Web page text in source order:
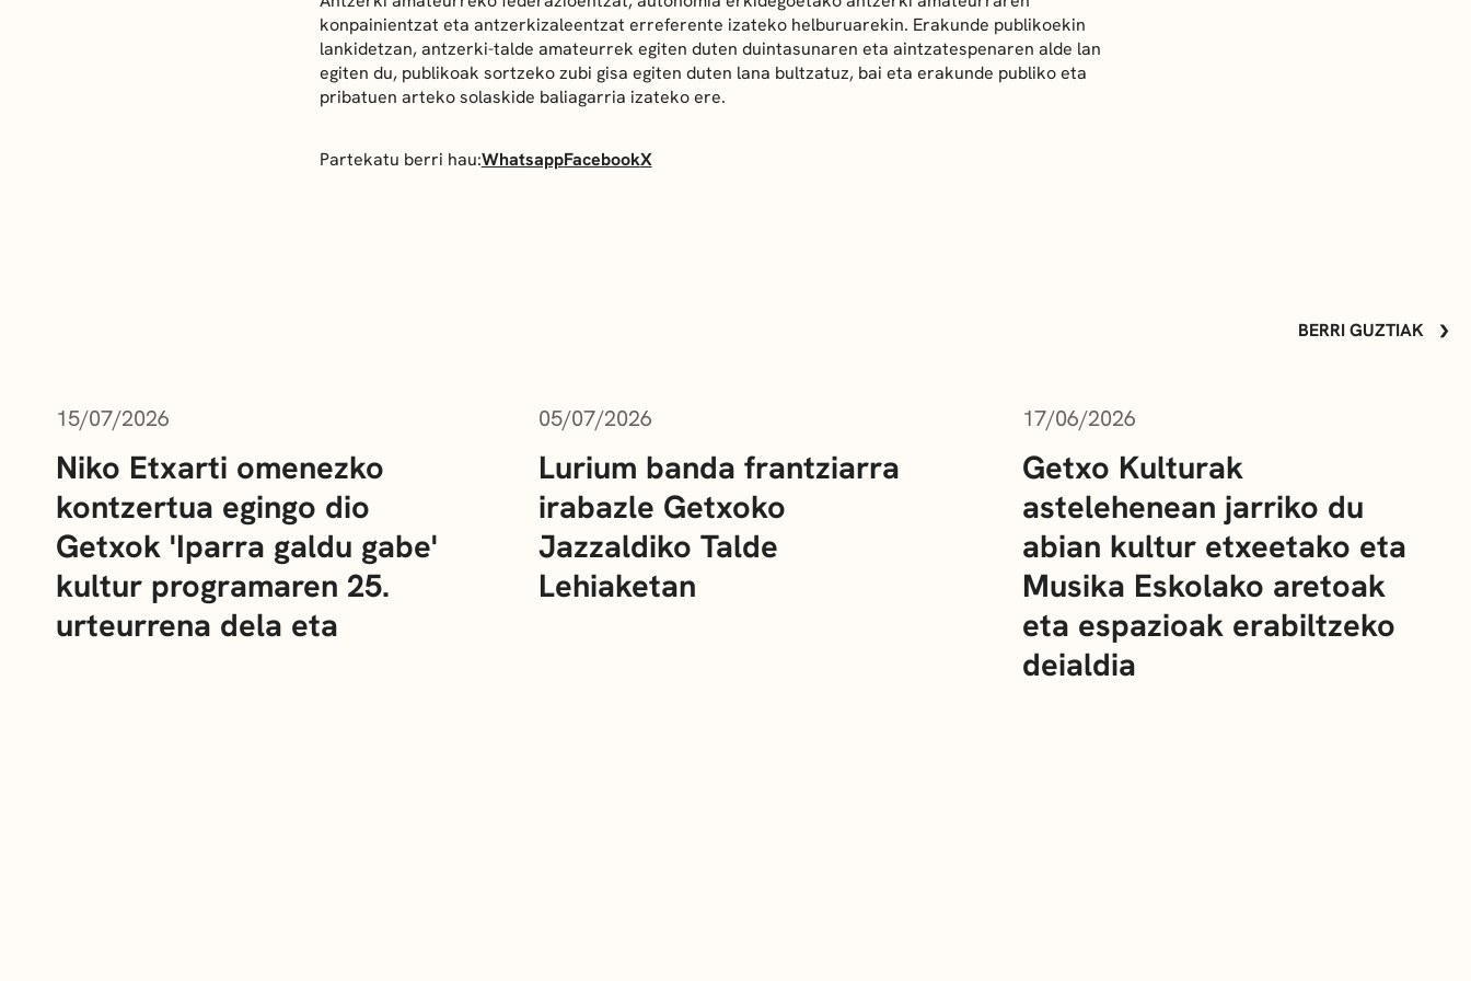
konpainientzat eta antzerkizaleentzat erreferente izateko helburuarekin. Erakunde publikoekin
lankidetzan, antzerki-talde amateurrek egiten duten duintasunaren eta aintzatespenaren alde lan
egiten du, publikoak sortzeko zubi gisa egiten duten lana bultzatuz, bai eta erakunde publiko eta
pribatuen arteko solaskide baliagarria izateko ere.
Partekatu berri hau:WhatsappFacebookX
BERRI GUZTIAK
15/07/2026
Niko Etxarti omenezko
kontzertua egingo dio
Getxok 'Iparra galdu gabe'
kultur programaren 25.
urteurrena dela eta
05/07/2026
Lurium banda frantziarra
irabazle Getxoko
Jazzaldiko Talde
Lehiaketan
17/06/2026
Getxo Kulturak
astelehenean jarriko du
abian kultur etxeetako eta
Musika Eskolako aretoak
eta espazioak erabiltzeko
deialdia